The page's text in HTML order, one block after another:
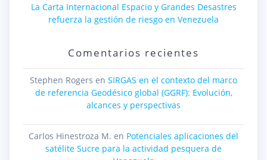
La Carta Internacional Espacio y Grandes Desastres
refuerza la gestión de riesgo en Venezuela
Comentarios recientes
Stephen Rogers en SIRGAS en el contexto del marco
de referencia Geodésico global (GGRF): Evolución,
alcances y perspectivas
Carlos Hinestroza M. en Potenciales aplicaciones del
satélite Sucre para la actividad pesquera de